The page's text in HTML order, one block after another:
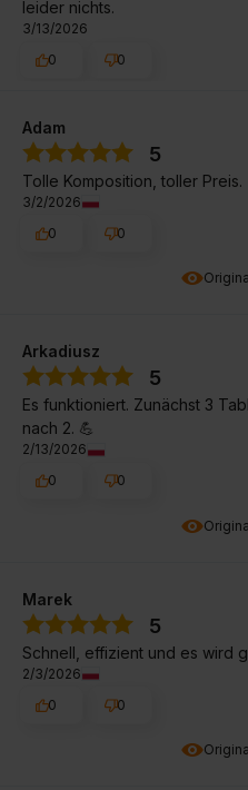
leider nichts.
3/13/2026
0
0
Adam
5
Tolle Komposition, toller Preis.
3/2/2026
0
0
Arkadiusz
5
Es funktioniert. Zunächst 3
nach 2. 💪
2/13/2026
0
0
Marek
5
Schnell, effizient und es wird
2/3/2026
0
0